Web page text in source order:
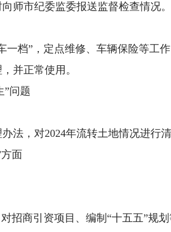
师市纪委监委报送监督检查情况。
档”，定点维修、车辆保险等工作
并正常使用。
”问题
法，对2024年流转土地情况进行
面
招商引资项目、编制“十五五”规